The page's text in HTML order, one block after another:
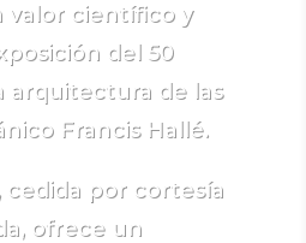
valor científico y
del 50
arquitectura de las
Francis Hallé.
cedida por cortesía
ofrece un